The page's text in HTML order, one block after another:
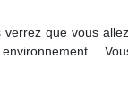
que vous